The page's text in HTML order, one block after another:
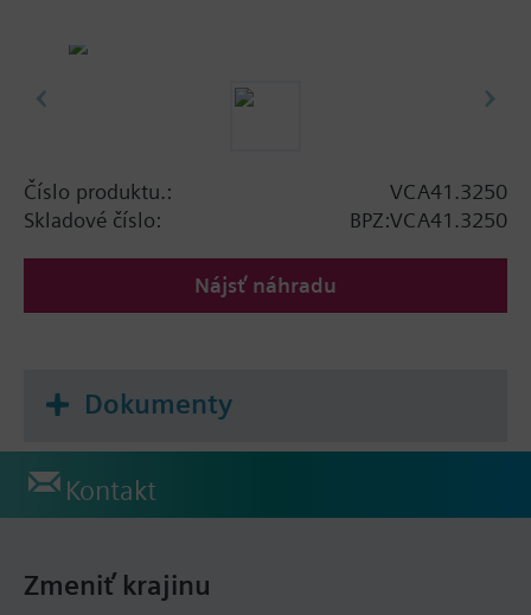
Číslo produktu.:
VCA41.3250
Skladové číslo:
BPZ:VCA41.3250
Nájsť náhradu
Dokumenty
Kontakt
Zmeniť krajinu